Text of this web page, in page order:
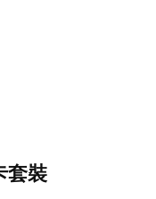
套裝